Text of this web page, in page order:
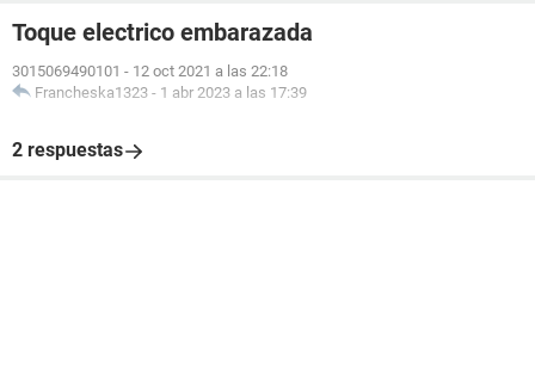
Toque electrico embarazada
3015069490101 - 12 oct 2021 a las 22:18
Francheska1323 - 1 abr 2023 a las 17:39
2 respuestas